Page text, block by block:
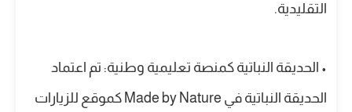
التقليدية.
• الحديقة النباتية كمنصة تعليمية وطنية: تم اعتماد
الحديقة النباتية في Made by Nature كموقع للزيارات